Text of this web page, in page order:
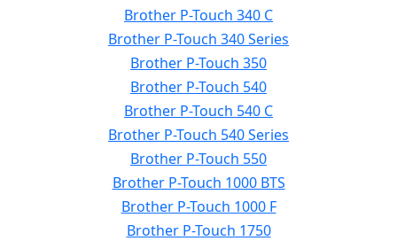
Brother P-Touch 340 C
Brother P-Touch 340 Series
Brother P-Touch 350
Brother P-Touch 540
Brother P-Touch 540 C
Brother P-Touch 540 Series
Brother P-Touch 550
Brother P-Touch 1000 BTS
Brother P-Touch 1000 F
Brother P-Touch 1750